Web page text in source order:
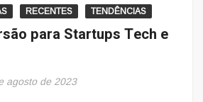
RECENTES TENDÊNCIAS
para Startups Tech e
agosto de 2023